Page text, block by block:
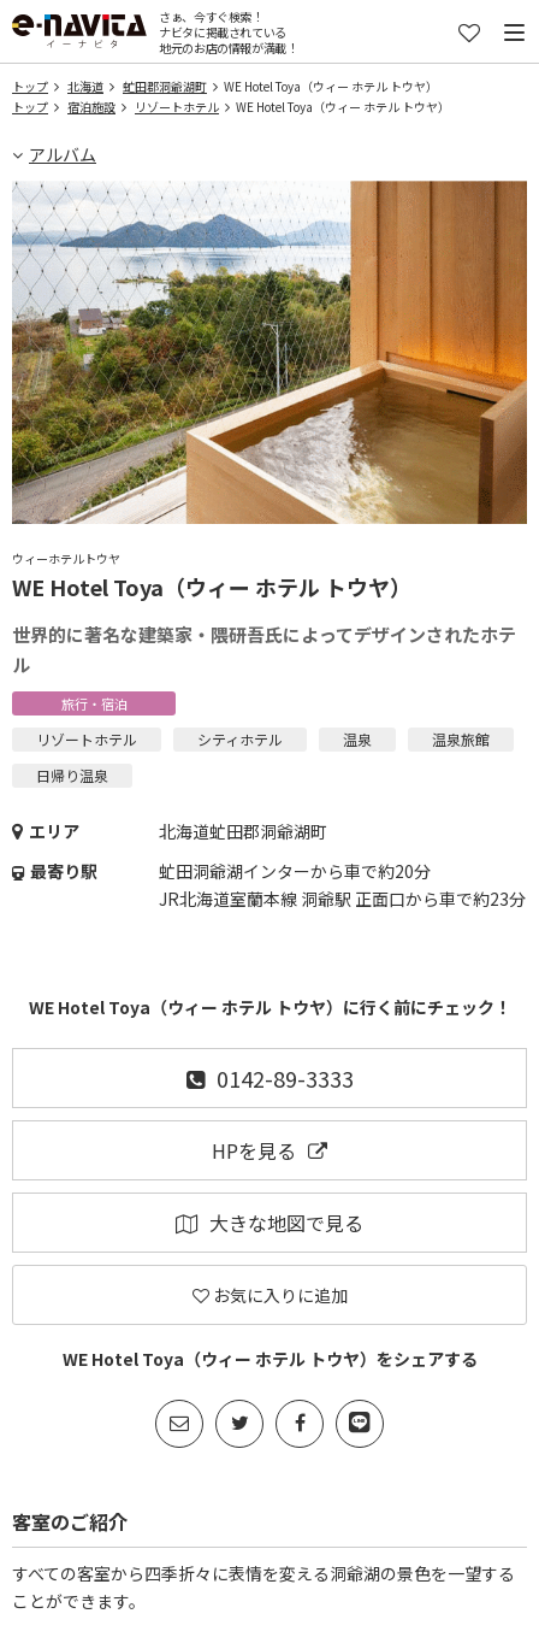
さぁ、今すぐ検索！
ナビタに掲載されている
地元のお店の情報が満載！
トップ 北海道 虻田郡洞爺湖町
WE Hotel Toya（ウィー ホテル トウヤ）
トップ
宿泊施設 リゾートホテル WE Hotel Toya（ウィー ホテル トウヤ）
アルバム
ウィーホテルトウヤ
WE Hotel Toya（ウィー ホテル トウヤ）
世界的に著名な建築家・隈研吾氏によってデザインされたホテ
ル
旅行・宿泊
リゾートホテル シティホテル 温泉
温泉旅館
日帰り温泉
エリア
北海道虻田郡洞爺湖町
最寄り駅
虻田洞爺湖インターから車で約20分
JR北海道室蘭本線 洞爺駅 正面口から車で約23分
WE Hotel Toya（ウィー ホテル トウヤ）に行く前にチェック！
0142-89-3333
HPを見る
大きな地図で見る
お気に入りに追加
WE Hotel Toya（ウィー ホテル トウヤ）をシェアする
客室のご紹介
すべての客室から四季折々に表情を変える洞爺湖の景色を一望する
ことができます。